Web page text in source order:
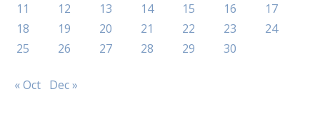
11
12 13 14 15 16
17
18
19 20 21 22 23
24
25
26 27 28 29 30
« Oct Dec »